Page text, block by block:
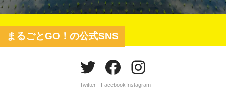
まるごとGO！の公式SNS